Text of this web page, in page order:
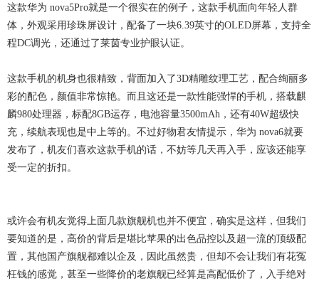
这款华为 nova5Pro就是一个很实在的例子，这款手机面向年轻人群
体，外观采用珍珠屏设计，配备了一块6.39英寸的OLED屏幕，支持全
程DC调光，还通过了莱茵专业护眼认证。
这款手机的机身也很精致，背面加入了3D精雕纹理工艺，配合绚丽多
彩的配色，颜值非常惊艳。而且这还是一款性能强悍的手机，搭载麒
麟980处理器，标配8GB运存，电池容量3500mAh，还有40W超级快
充，续航表现也是中上等的。不过好物君友情提示，华为 nova6就要
发布了，机友们喜欢这款手机的话，不妨等几天再入手，应该还能享
受一定的折扣。
或许会有机友觉得上面几款旗舰机也并不便宜，确实是这样，但我们
要知道的是，高价的背后是堪比苹果的出色品控以及超一流的顶级配
置，其他国产旗舰都难以企及，因此虽然贵，但却不会让我们有花冤
枉钱的感觉，甚至一些降价的老旗舰已经算是高配低价了，入手绝对